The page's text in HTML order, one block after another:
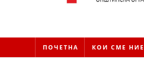
ПОЧЕТНА КОИ СМЕ НИЕ